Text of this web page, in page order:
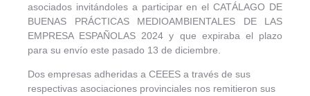
asociados invitándoles a participar en el CATÁLAGO DE
BUENAS PRÁCTICAS MEDIOAMBIENTALES DE LAS
EMPRESA ESPAÑOLAS 2024 y que expiraba el plazo
para su envío este pasado 13 de diciembre.
Dos empresas adheridas a CEEES a través de sus
respectivas asociaciones provinciales nos remitieron sus